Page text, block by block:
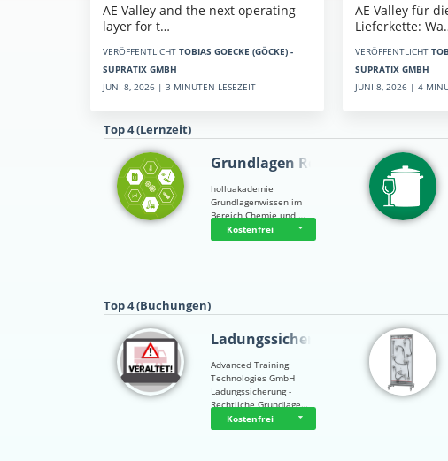
AE Valley and the next operating
layer for t…
VERÖFFENTLICHT TOBIAS GOECKE (GÖCKE) -
SUPRATIX GMBH
JUNI 8, 2026 | 3 MINUTEN LESEZEIT
AE Valley für
Lieferkette:
VERÖFFENTLICHT
SUPRATIX GMBH
JUNI 8, 2026 | 4
Top 4 (Lernzeit)
Grundlagen Rein…
holluakademie
Grundlagenwissen im
Bereich Chemie und …
Kostenfrei
Top 4 (Buchungen)
Ladungssicherung
Advanced Training
Technologies GmbH
Ladungssicherung -
Rechtliche Grundlage…
Kostenfrei